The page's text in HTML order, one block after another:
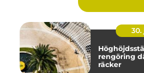
30.
rengöring
räcker